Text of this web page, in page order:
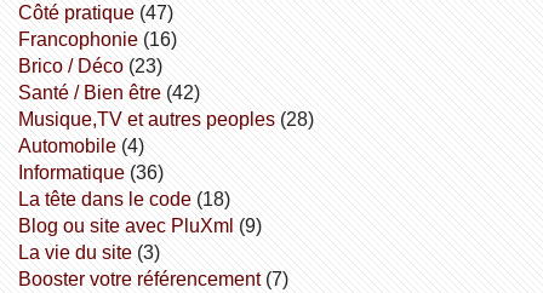
côté pratique(47)
Francophonie(16)
Brico / Déco(23)
Santé / Bien être(42)
Musique,TV et autres peoples(28)
Automobile(4)
informatique(36)
la tête dans le code(18)
Blog ou site avec PluXml (9)
la vie du site(3)
booster votre référencement(7)